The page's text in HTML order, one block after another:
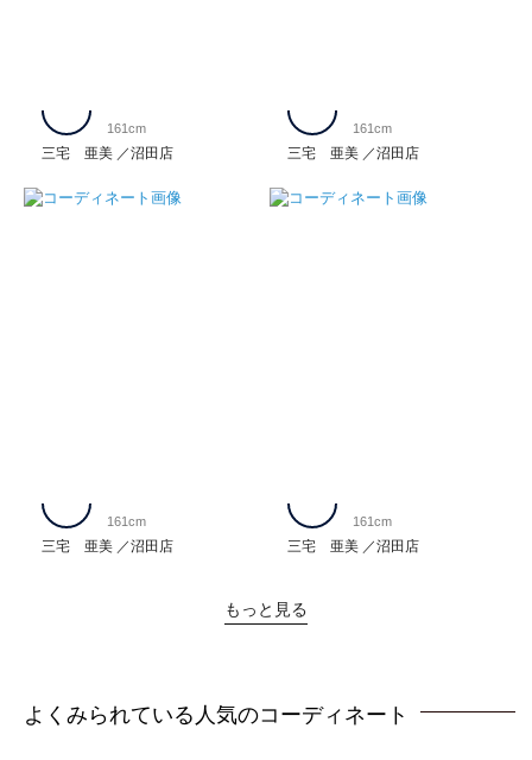
三宅 亜美 沼田店
161cm
三宅 亜美 沼田店
161cm
三宅 亜美 沼田店
161cm
三宅 亜美 沼田店
161cm
もっと見る
よくみられている人気のコーディネート